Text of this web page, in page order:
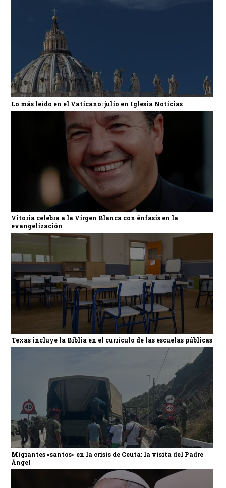
Lo más leído en el Vaticano: julio en Iglesia Noticias
Vitoria celebra a la Virgen Blanca con énfasis en la
evangelización
Texas incluye la Biblia en el currículo de las escuelas públicas
Migrantes «santos» en la crisis de Ceuta: la visita del Padre
Ángel